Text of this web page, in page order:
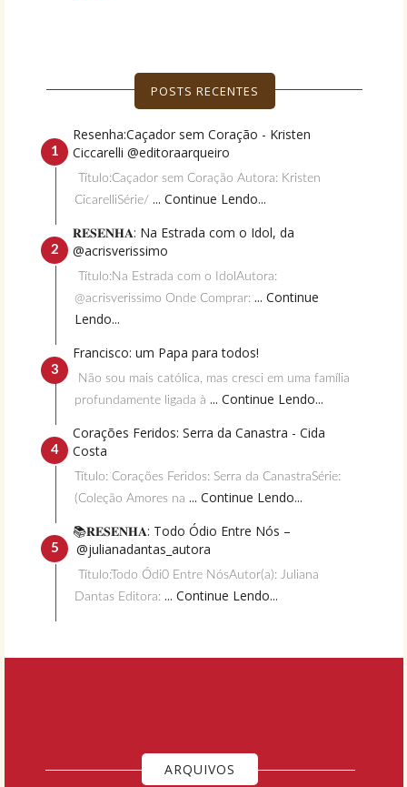
POSTS RECENTES
Resenha:Caçador sem Coração - Kristen
Ciccarelli @editoraarqueiro
Título:Caçador sem Coração Autora: Kristen
CicarelliSérie/ ... Continue Lendo...
𝐑𝐄𝐒𝐄𝐍𝐇𝐀: Na Estrada com o Idol, da
@acrisverissimo
Título:Na Estrada com o IdolAutora:
@acrisverissimo Onde Comprar: ... Continue
Lendo...
Francisco: um Papa para todos!
Não sou mais católica, mas cresci em uma família
profundamente ligada à ... Continue Lendo...
Corações Feridos: Serra da Canastra - Cida
Costa
Título: Corações Feridos: Serra da CanastraSérie:
(Coleção Amores na ... Continue Lendo...
📚𝐑𝐄𝐒𝐄𝐍𝐇𝐀: Todo Ódio Entre Nós –
@julianadantas_autora
Título:Todo Ódi0 Entre NósAutor(a): Juliana
Dantas Editora: ... Continue Lendo...
ARQUIVOS